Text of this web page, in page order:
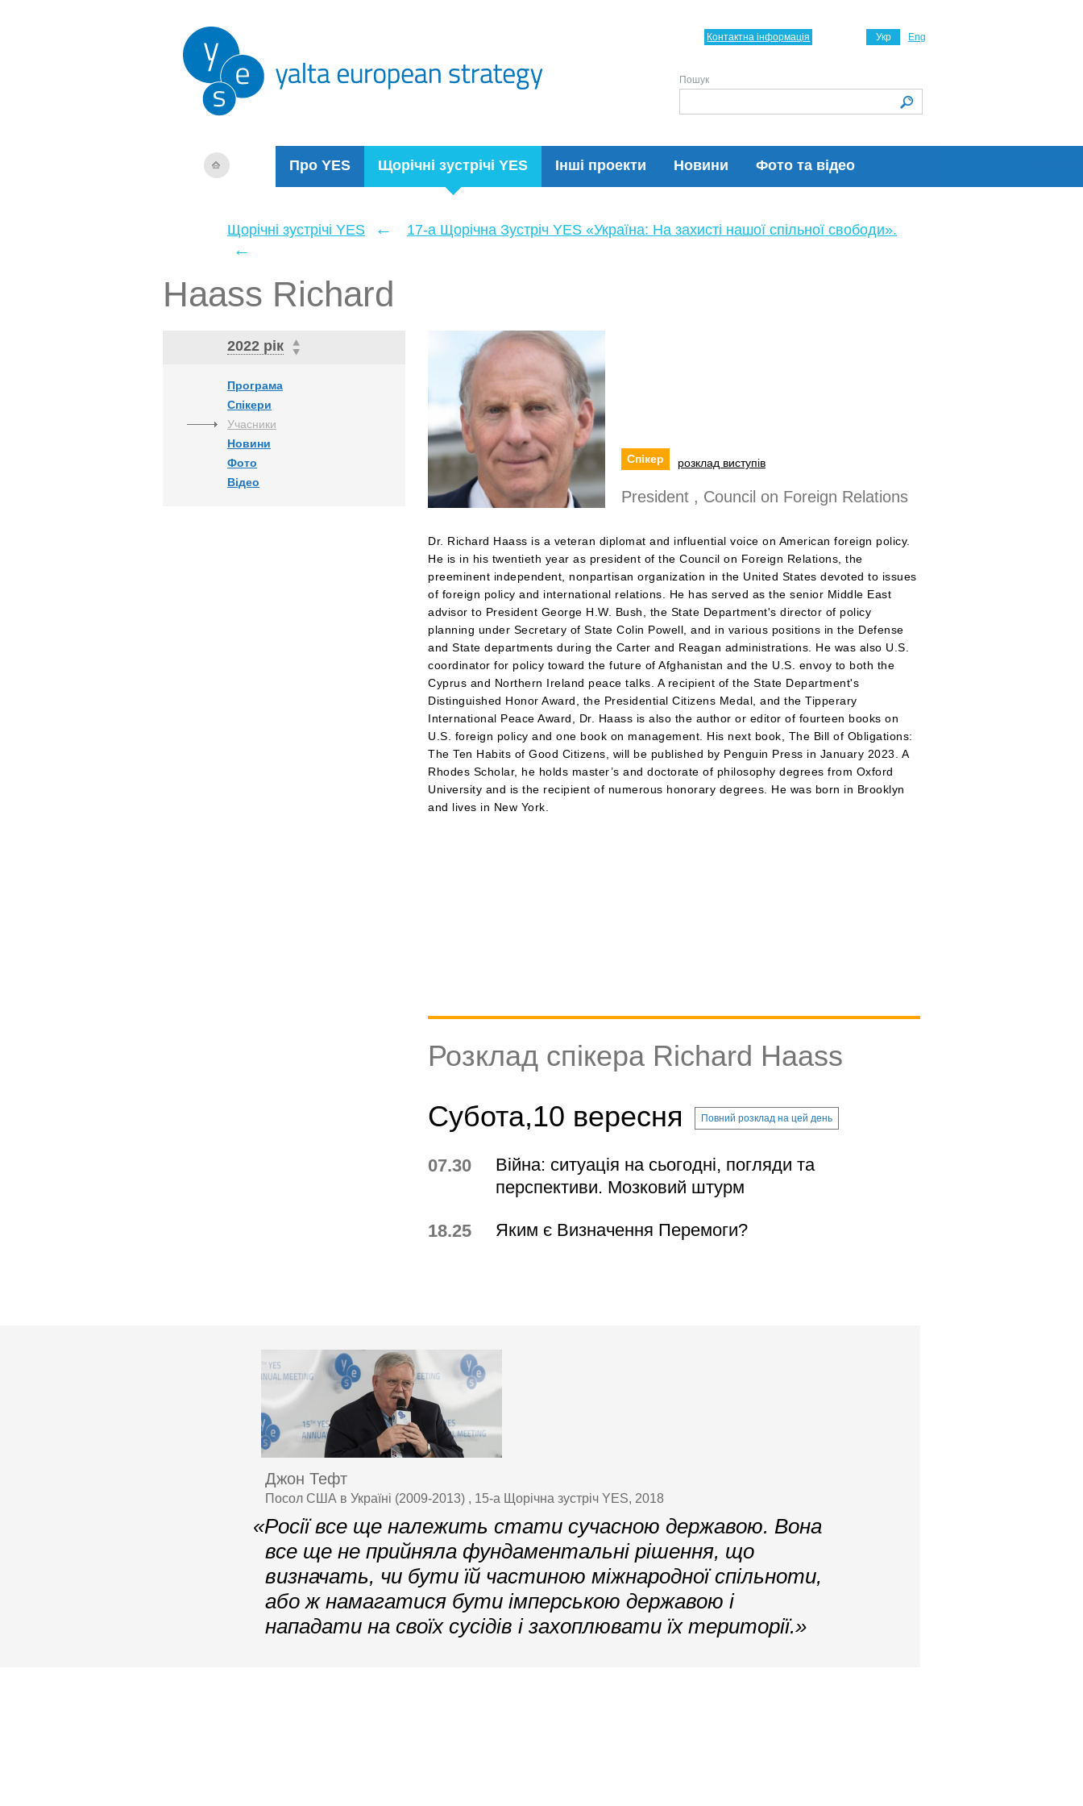
Про YES Щорічні зустрічі YES Інші проекти Новини Фото та відео
Укр Eng
Контактна інформація
Пошук
Щорічні зустрічі YES ← 17-а Щорічна Зустріч YES «Україна: На захисті нашої спільної свободи».
←
Haass Richard
2022 рік
Програма
Спікери
Учасники
Новини
Фото
Відео
Спікер розклад виступів
President , Council on Foreign Relations
Dr. Richard Haass is a veteran diplomat and influential voice on American foreign policy.
He is in his twentieth year as president of the Council on Foreign Relations, the
preeminent independent, nonpartisan organization in the United States devoted to issues
of foreign policy and international relations. He has served as the senior Middle East
advisor to President George H.W. Bush, the State Department's director of policy
planning under Secretary of State Colin Powell, and in various positions in the Defense
and State departments during the Carter and Reagan administrations. He was also U.S.
coordinator for policy toward the future of Afghanistan and the U.S. envoy to both the
Cyprus and Northern Ireland peace talks. A recipient of the State Department's
Distinguished Honor Award, the Presidential Citizens Medal, and the Tipperary
International Peace Award, Dr. Haass is also the author or editor of fourteen books on
U.S. foreign policy and one book on management. His next book, The Bill of Obligations:
The Ten Habits of Good Citizens, will be published by Penguin Press in January 2023. A
Rhodes Scholar, he holds master’s and doctorate of philosophy degrees from Oxford
University and is the recipient of numerous honorary degrees. He was born in Brooklyn
and lives in New York.
Розклад спікера Richard Haass
Субота,10 вересня
Повний розклад на цей день
07.30
Війна: ситуація на сьогодні, погляди та
перспективи. Мозковий штурм
18.25 Яким є Визначення Перемоги?
Джон Тефт
Посол США в Україні (2009-2013) , 15-а Щорічна зустріч YES, 2018
«Росії все ще належить стати сучасною державою. Вона
все ще не прийняла фундаментальні рішення, що
визначать, чи бути їй частиною міжнародної спільноти,
або ж намагатися бути імперською державою і
нападати на своїх сусідів і захоплювати їх території.»